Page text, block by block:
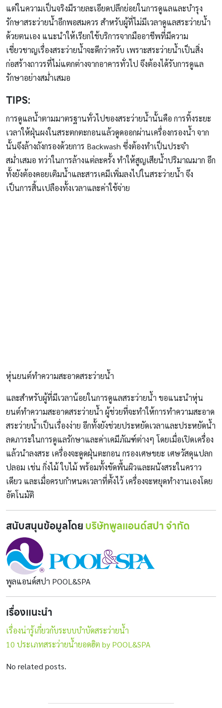
แต่ในความเป็นจริงมีรายละเอียดปลีกย่อยในการดูแลและบำรุง
รักษาสระว่ายน้ำอีกพอสมควร สำหรับผู้ที่ไม่มีเวลาดูแลสระว่ายน้ำ
ด้วยตนเอง แนะนำให้เรียกใช้บริการจากมืออาชีพที่มีความ
เชี่ยวชาญเรื่องสระว่ายน้ำจะดีกว่าครับ เพราะสระว่ายน้ำเป็นสิ่ง
ก่อสร้างถาวรที่ไม่แตกต่างจากอาคารทั่วไป จึงต้องได้รับการดูแล
รักษาอย่างสม่ำเสมอ
TIPS:
การดูแลน้ำตามมาตรฐานทั่วไปของสระว่ายน้ำนั้นคือ การทิ้งระยะ
เวลาให้ฝุ่นผงในสระตกตะกอนแล้วดูดออกผ่านเครื่องกรองน้ำ จาก
นั้นจึงล้างถังกรองด้วยการ Backwash ซึ่งต้องทำเป็นประจำ
สม่ำเสมอ ทว่าในการล้างแต่ละครั้ง ทำให้สูญเสียน้ำปริมาณมาก อีก
ทั้งยังต้องคอยเติมน้ำและสารเคมีเพิ่มลงไปในสระว่ายน้ำ จึง
เป็นการสิ้นเปลืองทั้งเวลาและค่าใช้จ่าย
หุ่นยนต์ทำความสะอาดสระว่ายน้ำ
และสำหรับผู้ที่มีเวลาน้อยในการดูแลสระว่ายน้ำ ขอแนะนำหุ่น
ยนต์ทำความสะอาดสระว่ายน้ำ ผู้ช่วยที่จะทำให้การทำความสะอาด
สระว่ายน้ำเป็นเรื่องง่าย อีกทั้งยังช่วยประหยัดเวลาและประหยัดน้ำ
ลดภาระในการดูแลรักษาและค่าเคมีภัณฑ์ต่างๆ โดยเมื่อเปิดเครื่อง
แล้วนำลงสระ เครื่องจะดูดฝุ่นตะกอน กรองเศษขยะ เศษวัสดุแปลก
ปลอม เช่น กิ่งไม้ ใบไม้ พร้อมทั้งขัดพื้นผิวและผนังสระในคราว
เดียว และเมื่อครบกำหนดเวลาที่ตั้งไว้ เครื่องจะหยุดทำงานเองโดย
อัตโนมัติ
สนับสนุนข้อมูลโดยบริษัทพูลแอนด์สปา จำกัด
พูลแอนด์สปา POOL&SPA
เรื่องแนะนำ
เรื่องน่ารู้เกี่ยวกับระบบบำบัดสระว่ายน้ำ
10 ประเภทสระว่ายน้ำยอดฮิต by POOL&SPA
No related posts.